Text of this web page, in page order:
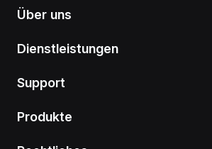
Über uns
Dienstleistungen
Support
Produkte